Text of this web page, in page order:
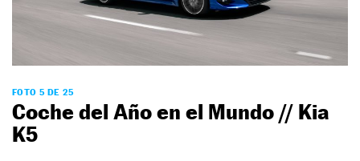
FOTO 5 DE 25
Coche del Año en el Mundo // Kia
K5